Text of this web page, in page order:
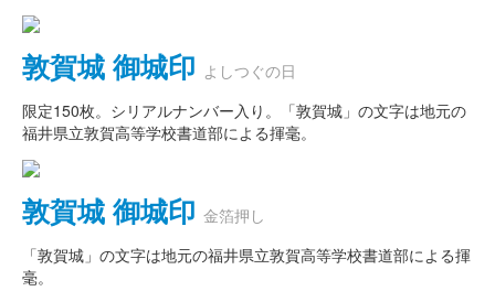
敦賀城 御城印 よしつぐの日
限定150枚。シリアルナンバー入り。「敦賀城」の文字は地元の
福井県立敦賀高等学校書道部による揮毫。
敦賀城 御城印 金箔押し
「敦賀城」の文字は地元の福井県立敦賀高等学校書道部による揮
毫。